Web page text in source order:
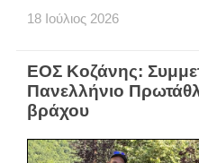
18 Ιούλιος 2026
ΕΟΣ Κοζάνης:
Πανελλήνιο
βράχου